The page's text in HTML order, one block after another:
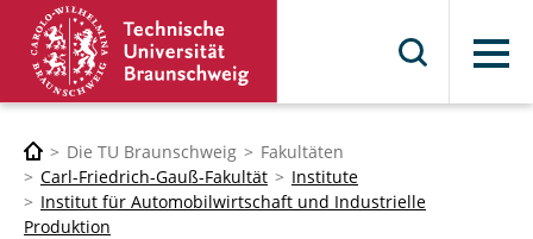
Menü
Die TU Braunschweig
Fakultäten
Carl-Friedrich-Gauß-Fakultät
Institute
Institut für Automobilwirtschaft und Industrielle
Produktion